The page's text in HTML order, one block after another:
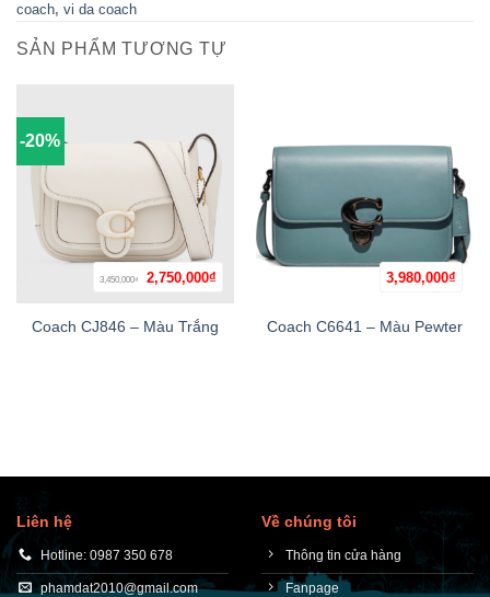
coach, vi da coach
SẢN PHẨM TƯƠNG TỰ
-20%
3,450,000₫
Giá
gốc
3,450,000₫.
2,750,000₫
2,750,000₫.
Coach CJ846 – Màu Trắng
3,980,000₫
Coach C6641 – Màu Pewter
Liên hệ
Hotline: 0987 350 678
phamdat2010@gmail.com
Về chúng tôi
Thông tin cửa hàng
Fanpage